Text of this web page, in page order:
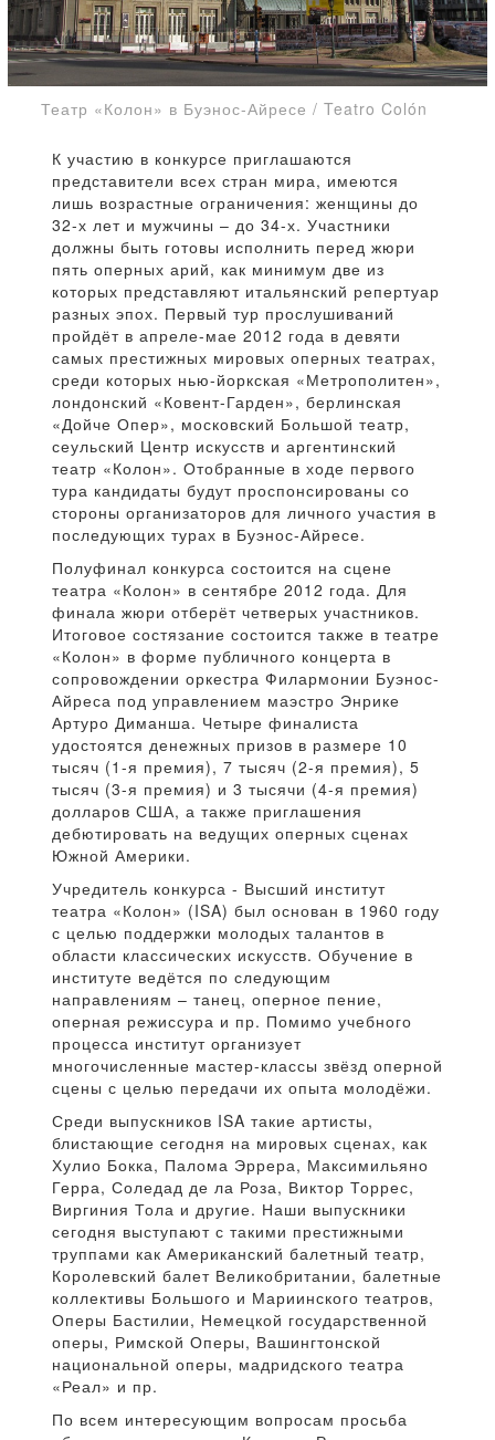
Театр «Колон» в Буэнос-Айресе / Teatro Colón
К участию в конкурсе приглашаются
представители всех стран мира, имеются
лишь возрастные ограничения: женщины до
32-х лет и мужчины – до 34-х. Участники
должны быть готовы исполнить перед жюри
пять оперных арий, как минимум две из
которых представляют итальянский репертуар
разных эпох. Первый тур прослушиваний
пройдёт в апреле-мае 2012 года в девяти
самых престижных мировых оперных театрах,
среди которых нью-йоркская «Метрополитен»,
лондонский «Ковент-Гарден», берлинская
«Дойче Опер», московский Большой театр,
сеульский Центр искусств и аргентинский
театр «Колон». Отобранные в ходе первого
тура кандидаты будут проспонсированы со
стороны организаторов для личного участия в
последующих турах в Буэнос-Айресе.
Полуфинал конкурса состоится на сцене
театра «Колон» в сентябре 2012 года. Для
финала жюри отберёт четверых участников.
Итоговое состязание состоится также в театре
«Колон» в форме публичного концерта в
сопровождении оркестра Филармонии Буэнос-
Айреса под управлением маэстро Энрике
Артуро Диманша. Четыре финалиста
удостоятся денежных призов в размере 10
тысяч (1-я премия), 7 тысяч (2-я премия), 5
тысяч (3-я премия) и 3 тысячи (4-я премия)
долларов США, а также приглашения
дебютировать на ведущих оперных сценах
Южной Америки.
Учредитель конкурса - Высший институт
театра «Колон» (ISA) был основан в 1960 году
с целью поддержки молодых талантов в
области классических искусств. Обучение в
институте ведётся по следующим
направлениям – танец, оперное пение,
оперная режиссура и пр. Помимо учебного
процесса институт организует
многочисленные мастер-классы звёзд оперной
сцены с целью передачи их опыта молодёжи.
Среди выпускников ISA такие артисты,
блистающие сегодня на мировых сценах, как
Хулио Бокка, Палома Эррера, Максимильяно
Герра, Соледад де ла Роза, Виктор Торрес,
Виргиния Тола и другие. Наши выпускники
сегодня выступают с такими престижными
труппами как Американский балетный театр,
Королевский балет Великобритании, балетные
коллективы Большого и Мариинского театров,
Оперы Бастилии, Немецкой государственной
оперы, Римской Оперы, Вашингтонской
национальной оперы, мадридского театра
«Реал» и пр.
По всем интересующим вопросам просьба